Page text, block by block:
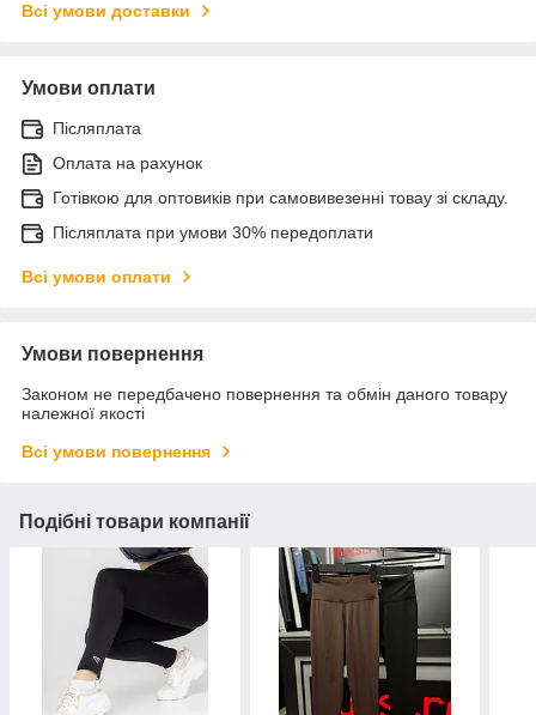
Всі умови доставки
Умови оплати
Післяплата
Оплата на рахунок
Готівкою для оптовиків при самовивезенні товау зі складу.
Післяплата при умови 30% передоплати
Всі умови оплати
Умови повернення
Законом не передбачено повернення та обмін даного товару
належної якості
Всі умови повернення
Подібні товари компанії